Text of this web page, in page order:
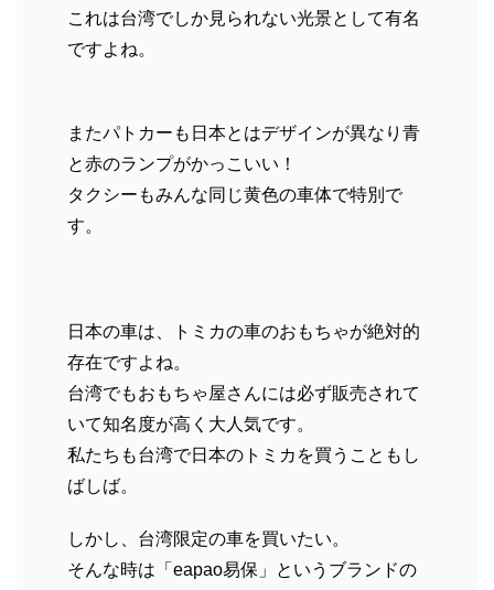
これは台湾でしか見られない光景として有名
ですよね。
またパトカーも日本とはデザインが異なり青
と赤のランプがかっこいい！
タクシーもみんな同じ黄色の車体で特別で
す。
日本の車は、トミカの車のおもちゃが絶対的
存在ですよね。
台湾でもおもちゃ屋さんには必ず販売されて
いて知名度が高く大人気です。
私たちも台湾で日本のトミカを買うこともし
ばしば。
しかし、台湾限定の車を買いたい。
そんな時は「eapao易保」というブランドの